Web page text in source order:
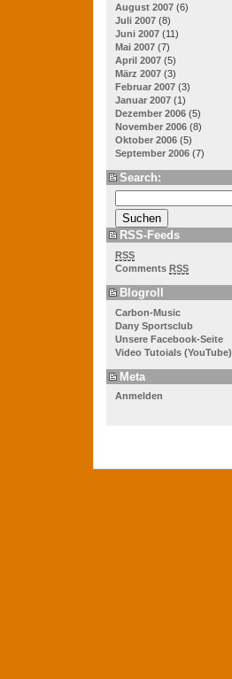
August 2007 (6)
Juli 2007 (8)
Juni 2007 (11)
Mai 2007 (7)
April 2007 (5)
März 2007 (3)
Februar 2007 (3)
Januar 2007 (1)
Dezember 2006 (5)
November 2006 (8)
Oktober 2006 (5)
September 2006 (7)
Search:
RSS-Feeds
RSS
Comments RSS
Blogroll
Carbon-Music
Dany Sportsclub
Unsere Facebook-Seite
Video Tutoials (YouTube)
Meta
Anmelden